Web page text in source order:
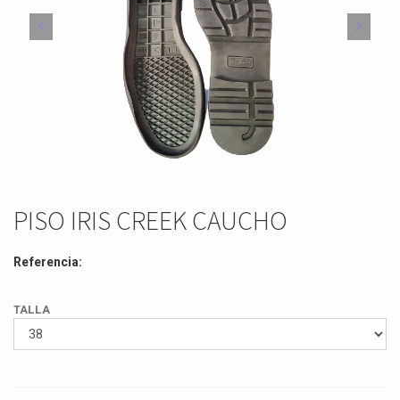
PISO IRIS CREEK CAUCHO
Referencia:
TALLA